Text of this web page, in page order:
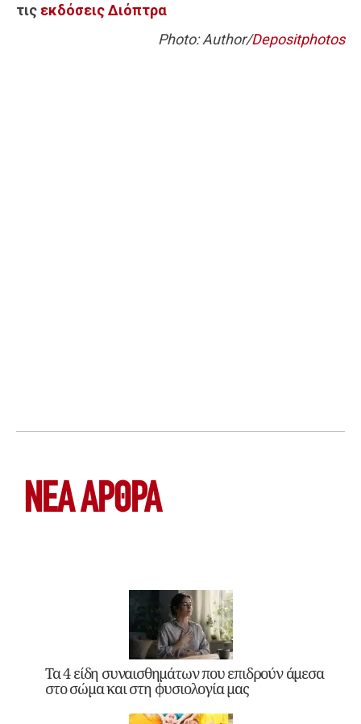
τις εκδόσεις Διόπτρα
Photo: Author/Depositphotos
ΝΕΑ ΆΡΘΡΑ
Τα 4 είδη συναισθημάτων που επιδρούν άμεσα
στο σώμα και στη φυσιολογία μας